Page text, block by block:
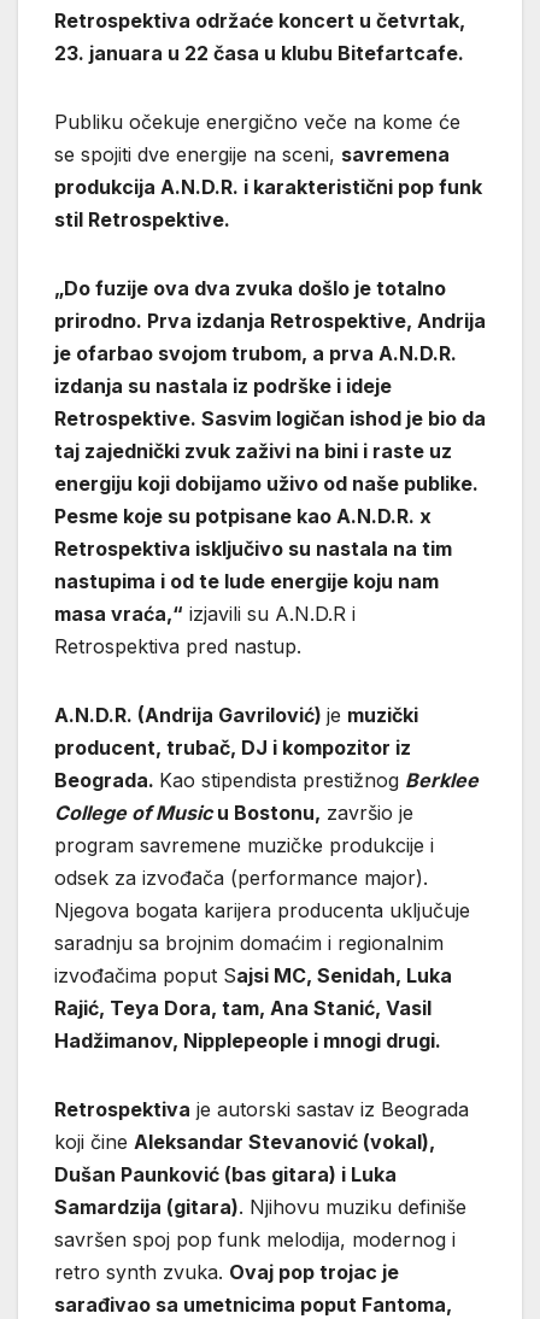
Retrospektiva održaće koncert u četvrtak,
23. januara u 22 časa u klubu Bitefartcafe.
Publiku očekuje energično veče na kome će
se spojiti dve energije na sceni, savremena
produkcija A.N.D.R. i karakteristični pop funk
stil Retrospektive.
„Do fuzije ova dva zvuka došlo je totalno
prirodno. Prva izdanja Retrospektive, Andrija
je ofarbao svojom trubom, a prva A.N.D.R.
izdanja su nastala iz podrške i ideje
Retrospektive. Sasvim logičan ishod je bio da
taj zajednički zvuk zaživi na bini i raste uz
energiju koji dobijamo uživo od naše publike.
Pesme koje su potpisane kao A.N.D.R. x
Retrospektiva isključivo su nastala na tim
nastupima i od te lude energije koju nam
masa vraća,“ izjavili su A.N.D.R i
Retrospektiva pred nastup.
A.N.D.R. (Andrija Gavrilović) je muzički
producent, trubač, DJ i kompozitor iz
Beograda. Kao stipendista prestižnog Berklee
College of Musicu Bostonu, završio je
program savremene muzičke produkcije i
odsek za izvođača (performance major).
Njegova bogata karijera producenta uključuje
saradnju sa brojnim domaćim i regionalnim
izvođačima poput Sajsi MC, Senidah, Luka
Rajić, Teya Dora, tam, Ana Stanić, Vasil
Hadžimanov, Nipplepeople i mnogi drugi.
Retrospektiva je autorski sastav iz Beograda
koji čine Aleksandar Stevanović (vokal),
Dušan Paunković (bas gitara) i Luka
Samardzija (gitara). Njihovu muziku definiše
savršen spoj pop funk melodija, modernog i
retro synth zvuka. Ovaj pop trojac je
sarađivao sa umetnicima poput Fantoma,